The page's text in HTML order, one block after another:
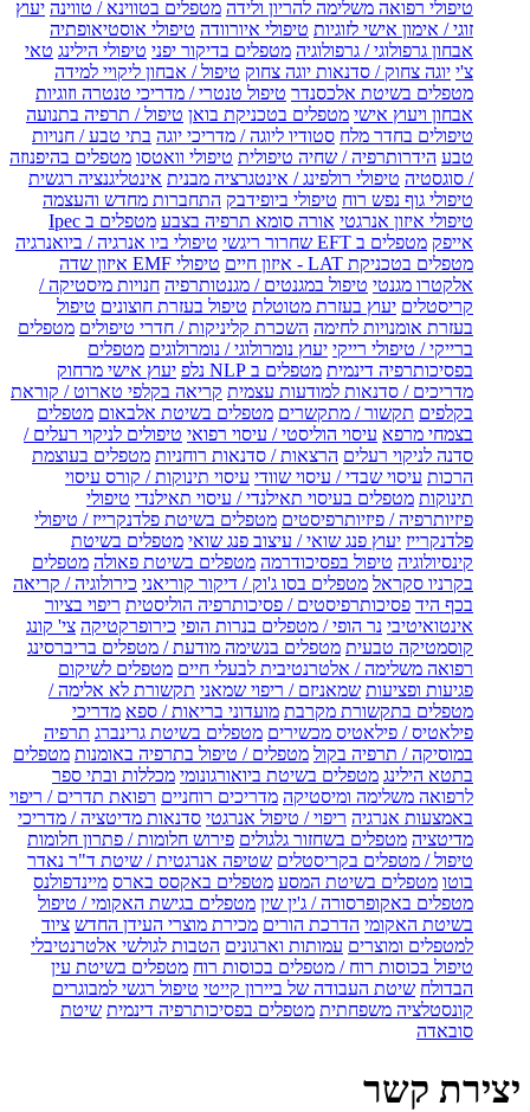
טיפולי רפואה משלימה להריון ולידה מטפלים בטווינא / טווינה יעוץ
זוגי / אימון אישי לזוגיות טיפולי איורוודה טיפולי אוסטיאופתיה
אבחון גרפולוגי / גרפולוגיה מטפלים בדיקור יפני טיפולי הילינג טאי
צ'י יוגה צחוק / סדנאות יוגה צחוק טיפול / אבחון ליקויי למידה
מטפלים בשיטת אלכסנדר טיפול טנטרי / מדריכי טנטרה וזוגיות
אבחון ויעוץ אישי מטפלים בטכניקת בואן טיפול / תרפיה בתנועה
טיפולים בחדר מלח סטודיו ליוגה / מדריכי יוגה בתי טבע / חנויות
טבע הידרותרפיה / שחיה טיפולית טיפולי וואטסו מטפלים בהיפנוזה
/ סוגסטיה טיפולי רולפינג / אינטגרציה מבנית אינטליגנציה רגשית
טיפולי גוף נפש רוח טיפולי ביופידבק התחברות מחדש והעצמה
טיפולי איזון אנרגטי אורה סומא תרפיה בצבע
מטפלים ב Ipec
אייפק מטפלים ב EFT שחרור ריגשי
טיפולי ביו אנרגיה / ביואנרגיה
מטפלים בטכניקת LAT - איזון חיים
טיפולי EMF איזון שדה
אלקטרו מגנטי טיפול במגנטים / מגנטותרפיה חנויות מיסטיקה /
קריסטלים יעוץ בעזרת מטוטלת טיפול בעזרת חוצונים טיפול
בעזרת אומנויות לחימה השכרת קליניקות / חדרי טיפולים מטפלים
ברייקי / טיפולי רייקי יעוץ נומרולוגי / נומרולוגים מטפלים
בפסיכותרפיה דינמית מטפלים ב NLP נלפ
יעוץ אישי מרחוק
מדריכים / סדנאות למודעות עצמית קריאה בקלפי טארוט / קוראת
בקלפים תקשור / מתקשרים מטפלים בשיטת אלבאום מטפלים
בצמחי מרפא עיסוי הוליסטי / עיסוי רפואי טיפולים לניקוי רעלים /
סדנה לניקוי רעלים הרצאות / סדנאות רוחניות מטפלים בעוצמת
הרכות עיסוי שבדי / עיסוי שוודי עיסוי תינוקות / קורס עיסוי
תינוקות מטפלים בעיסוי תאילנדי / עיסוי תאילנדי טיפולי
פיזיותרפיה / פיזיותרפיסטים מטפלים בשיטת פלדנקרייז / טיפולי
פלדנקרייז יעוץ פנג שואי / עיצוב פנג שואי מטפלים בשיטת
קינסיולוגיה טיפול בפסיכודרמה מטפלים בשיטת פאולה מטפלים
בקרניו סקראל מטפלים בסו ג'וק / דיקור קוריאני כירולוגיה / קריאה
בכף היד פסיכותרפיסטים / פסיכותרפיה הוליסטית ריפוי בציור
אינטואיטיבי נר הופי / מטפלים בנרות הופי כירופרקטיקה צי' קונג
קוסמטיקה טבעית מטפלים בנשימה מודעת / מטפלים בריברסינג
רפואה משלימה / אלטרנטיבית לבעלי חיים מטפלים לשיקום
פגיעות ופציעות שמאניזם / ריפוי שמאני תקשורת לא אלימה /
מטפלים בתקשורת מקרבת מועדוני בריאות / ספא מדריכי
פילאטיס / פילאטיס מכשירים מטפלים בשיטת גרינברג תרפיה
במוסיקה / תרפיה בקול מטפלים / טיפול בתרפיה באומנות מטפלים
בתטא הילינג מטפלים בשיטת ביואורגונומי מכללות ובתי ספר
לרפואה משלימה ומיסטיקה מדריכים רוחניים רפואת תדרים / ריפוי
באמצעות אנרגיה ריפוי / טיפול אנרגטי סדנאות מדיטציה / מדריכי
מדיטציה מטפלים בשחזור גלגולים פירוש חלומות / פתרון חלומות
טיפול / מטפלים בקריסטלים שטיפה אנרגטית / שיטת ד"ר נאדר
בוטו מטפלים בשיטת המסע מטפלים באקסס בארס מיינדפולנס
מטפלים באקופרסורה / ג'ין שין מטפלים בגישת האקומי / טיפול
בשיטת האקומי הדרכת הורים מכירת מוצרי העידן החדש ציוד
למטפלים ומוצרים עמותות וארגונים הטבות לגולשי אלטרנטיבלי
טיפול בכוסות רוח / מטפלים בכוסות רוח מטפלים בשיטת עין
הבדולח שיטת העבודה של ביירון קייטי טיפול רגשי למבוגרים
קונסטלציה משפחתית מטפלים בפסיכותרפיה דינמית שיטת
סובאדה
יצירת קשר